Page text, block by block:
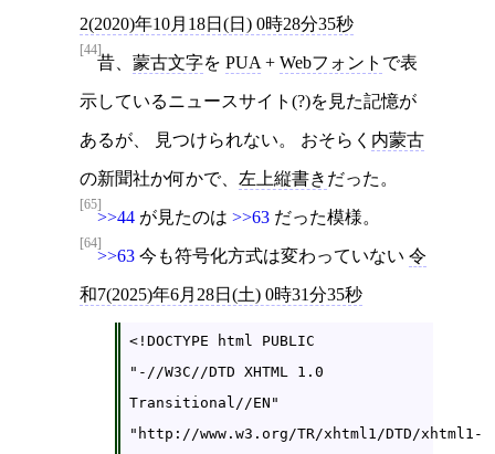
2(2020)年10月18日(日) 0時28分35秒
[44]
昔、 蒙古文字を PUA + Webフォント で表
示しているニュースサイト(?)を見た記憶が
あるが、 見つけられない。 おそらく 内蒙古
の新聞社か何かで、 左上縦書き だった。
[65]
>>44 が見たのは >>63 だった模様。
[64]
>>63 今も符号化方式は変わっていない 令
和7(2025)年6月28日(土) 0時31分35秒
<!DOCTYPE html PUBLIC
"-//W3C//DTD XHTML 1.0
Transitional//EN"
"http://www.w3.org/TR/xhtml1/DTD/xhtml1-